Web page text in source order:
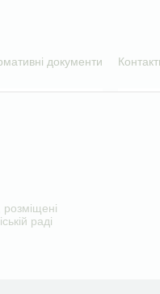
документи
раді